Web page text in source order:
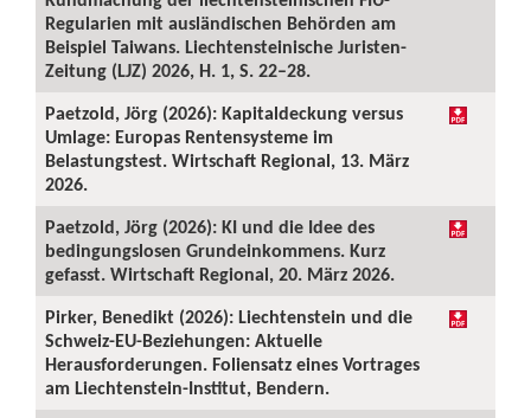
Regularien mit ausländischen Behörden am
Beispiel Taiwans. Liechtensteinische Juristen-
Zeitung (LJZ) 2026, H. 1, S. 22–28.
Paetzold, Jörg (2026): Kapitaldeckung versus
Umlage: Europas Rentensysteme im
Belastungstest. Wirtschaft Regional, 13. März
2026.
Paetzold, Jörg (2026): KI und die Idee des
bedingungslosen Grundeinkommens. Kurz
gefasst. Wirtschaft Regional, 20. März 2026.
Pirker, Benedikt (2026): Liechtenstein und die
Schweiz-EU-Beziehungen: Aktuelle
Herausforderungen. Foliensatz eines Vortrages
am Liechtenstein-Institut, Bendern.